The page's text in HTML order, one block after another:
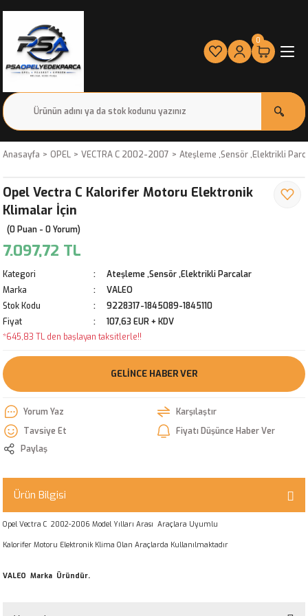
0
Anasayfa OPEL VECTRA C 2002-2007 Ateşleme ,Sensör ,Elektrikli
Opel Vectra C Kalorifer Motoru Elektronik
Klimalar İçin
(0 Puan - 0 Yorum)
7.097,72 TL
Kategori
Ateşleme ,Sensör ,Elektrikli Parcalar
Marka
VALEO
Stok Kodu
9228317-1845089-1845110
Fiyat
107,63 EUR + KDV
*645,83 TL den başlayan taksitlerle!!
GELINCE HABER VER
Yorum Yaz
Karşılaştır
Tavsiye Et
Fiyatı Düşünce Haber Ver
Paylaş
Ürün Bilgisi
Opel Vectra C 2002-2006 Model Yılları Arası Araçlara Uyumlu
Kalorifer Motoru Elektronik Klima Olan Araçlarda Kullanılmaktadır
VALEO Marka Üründür.